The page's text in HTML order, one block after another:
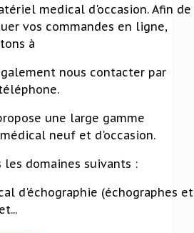
medical d'occasion. Afin de
vos commandes en ligne,
à
nous contacter par
une large gamme
neuf et d'occasion.
les domaines suivants :
d'échographie (échographes et